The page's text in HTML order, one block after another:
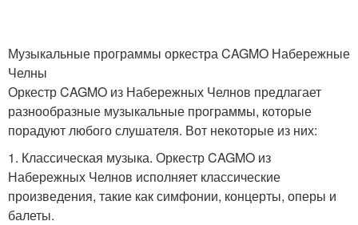
Музыкальные программы оркестра CAGMO Набережные
Челны
Оркестр CAGMO из Набережных Челнов предлагает
разнообразные музыкальные программы, которые
порадуют любого слушателя. Вот некоторые из них:
1. Классическая музыка. Оркестр CAGMO из
Набережных Челнов исполняет классические
произведения, такие как симфонии, концерты, оперы и
балеты.